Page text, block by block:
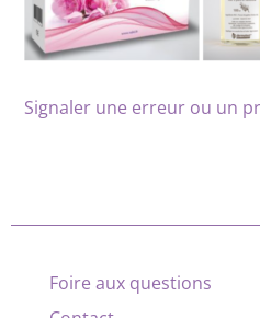
Signaler une erreur ou un
Foire aux questions